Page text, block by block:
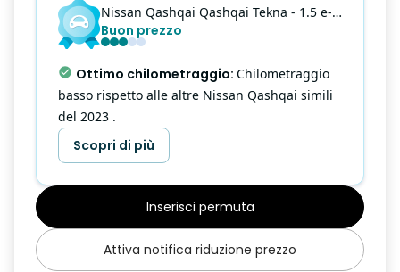
Nissan Qashqai Qashqai Tekna - 1.5 e-power Tekna 2wd
Buon prezzo
Quest'auto ha un prezzo in linea con il
valore di mercato
Scopri di più
Inserisci permuta
Attiva notifica riduzione prezzo